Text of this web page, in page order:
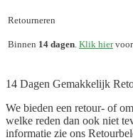
Retourneren
Binnen 14 dagen Klik hiervoor
14 Dagen Gemakkelijk
We bieden een retour- of
welke reden dan ook niet
informatie zie ons